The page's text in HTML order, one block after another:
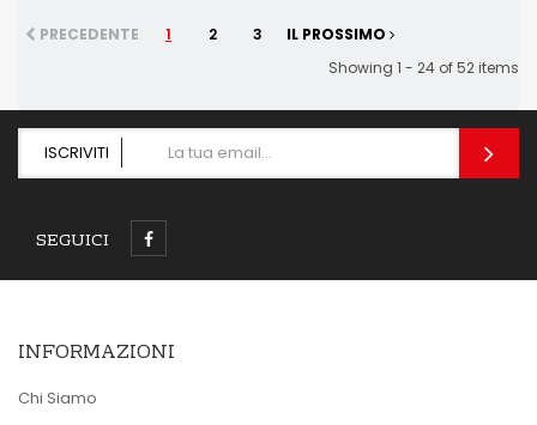
PRECEDENTE 1 2 3
IL PROSSIMO
Showing 1 - 24 of 52 items
ISCRIVITI
SEGUICI
INFORMAZIONI
Chi Siamo